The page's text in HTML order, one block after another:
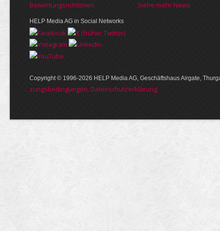
Bewer­tungs­richt­linien
HELP Media AG in Social Networks
Siehe mehr News
Copyright © 1996-2026 HELP Media AG, Geschäftshaus Airgate,
zungs­bedin­gungen, Daten­schutz­er­klärung